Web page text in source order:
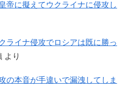
帝に擬えてウクライナに侵攻し
ライナ侵攻でロシアは既に勝っ
より
の本音が手違いで漏洩してしま